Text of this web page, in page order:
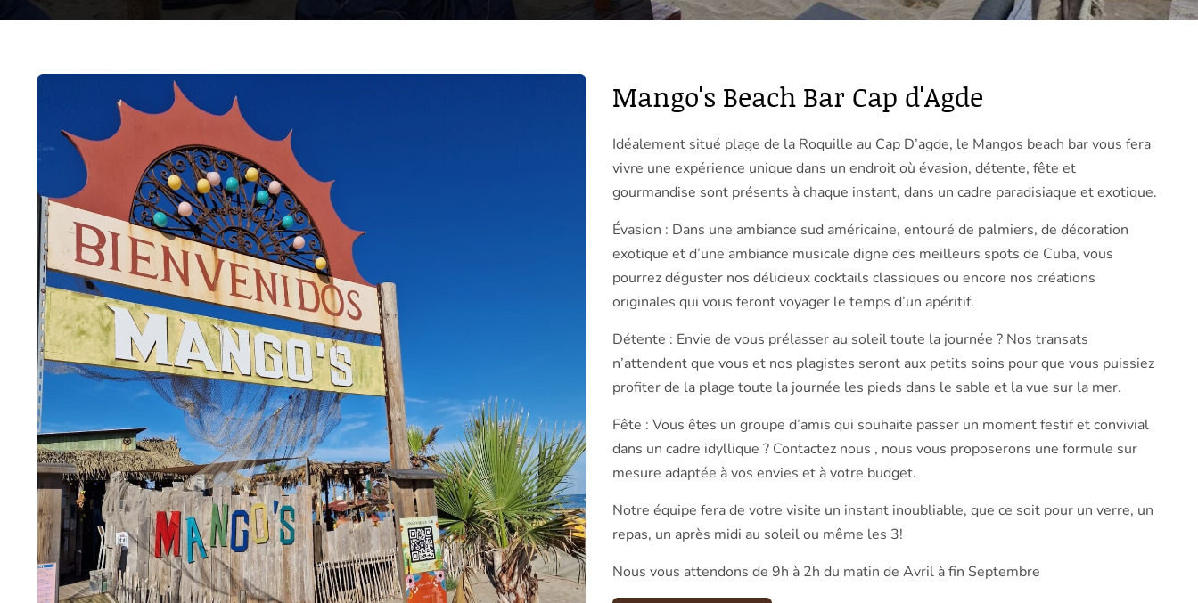
Mango's Beach Bar Cap d'Agde
Idéalement situé plage de la Roquille au Cap D’agde, le Mangos beach bar vous fera
vivre une expérience unique dans un endroit où évasion, détente, fête et
gourmandise sont présents à chaque instant, dans un cadre paradisiaque et exotique.
Évasion : Dans une ambiance sud américaine, entouré de palmiers, de décoration
exotique et d’une ambiance musicale digne des meilleurs spots de Cuba, vous
pourrez déguster nos délicieux cocktails classiques ou encore nos créations
originales qui vous feront voyager le temps d’un apéritif.
Détente : Envie de vous prélasser au soleil toute la journée ? Nos transats
n’attendent que vous et nos plagistes seront aux petits soins pour que vous puissiez
profiter de la plage toute la journée les pieds dans le sable et la vue sur la mer.
Fête : Vous êtes un groupe d’amis qui souhaite passer un moment festif et convivial
dans un cadre idyllique ? Contactez nous , nous vous proposerons une formule sur
mesure adaptée à vos envies et à votre budget.
Notre équipe fera de votre visite un instant inoubliable, que ce soit pour un verre, un
repas, un après midi au soleil ou même les 3!
Nous vous attendons de 9h à 2h du matin de Avril à fin Septembre